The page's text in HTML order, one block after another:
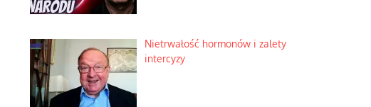
Nietrwałość hormonów i zalety
intercyzy